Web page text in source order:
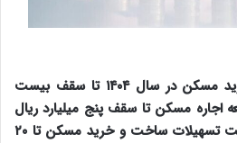
مبلغ تسهیلات ساخت و خرید مسکن در سال ۱۴۰۴ تا سقف بیست
اجاره مسکن تا سقف پنج میلیارد ریال
تعیین شده و مدت بازپرداخت تسهیلات ساخت و خرید مسکن تا ۲۰